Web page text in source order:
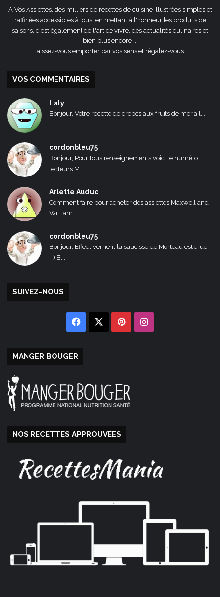
A Vos Assiettes, des milliers de recettes de cuisine illustrées simples et
raffinées accessibles à tous, en mettant à l'honneur les produits de
saisons, c'est également de l'art de vivre, des actualités culinaires et
bien plus encore ...
Laissez-vous emporter par vos sens et régalez-vous !
VOS COMMENTAIRES
Laly
Bonjour, Votre recette de crêpes aux fruits de mer a l...
cordonbleu75
Bonjour, Pour tous renseignements voici le numéro
lecteurs M...
Arlette Auduc
Comment faire pour acheter des assiettes Maxwell and
William...
cordonbleu75
Bonjour, Effectivement la saucisse de Morteau est crue
:-) B...
SUIVEZ-NOUS
Facebook PinterestInstagram
MANGER BOUGER
NOS RECETTES APPROUVÉES